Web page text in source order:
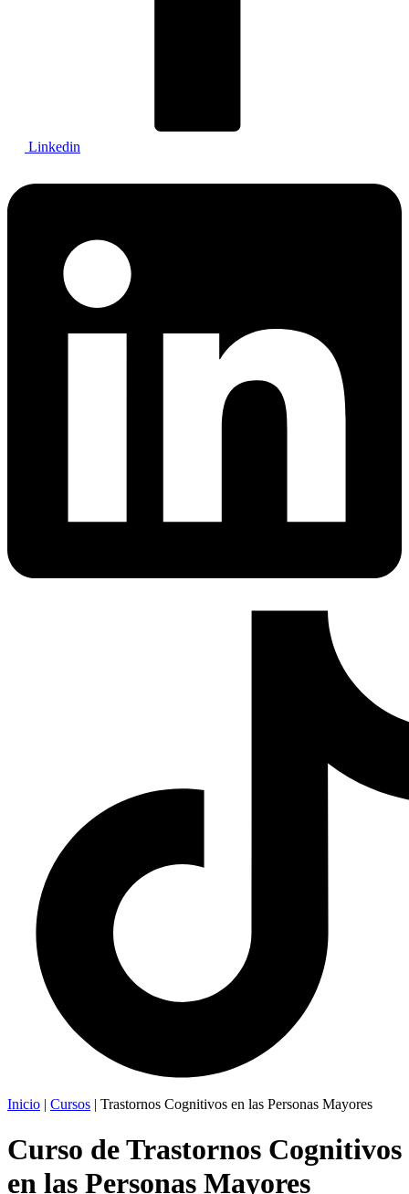
Linkedin
Inicio | Cursos | Trastornos Cognitivos en las Personas Mayores
Curso de Trastornos Cognitivos
en las Personas Mayores